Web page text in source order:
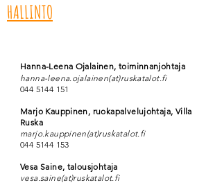
HALLINTO
Hanna-Leena Ojalainen, toiminnanjohtaja
hanna-leena.ojalainen(at)ruskatalot.fi
044 5144 151
Marjo Kauppinen, ruokapalvelujohtaja, Villa
Ruska
marjo.kauppinen(at)ruskatalot.fi
044 5144 153
Vesa Saine, talousjohtaja
vesa.saine(at)ruskatalot.fi